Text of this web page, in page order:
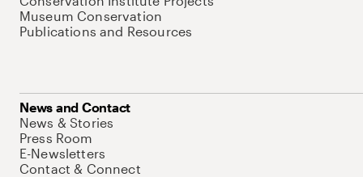
Museum Conservation
Publications and Resources
News and Contact
News & Stories
Press Room
E-Newsletters
Contact & Connect